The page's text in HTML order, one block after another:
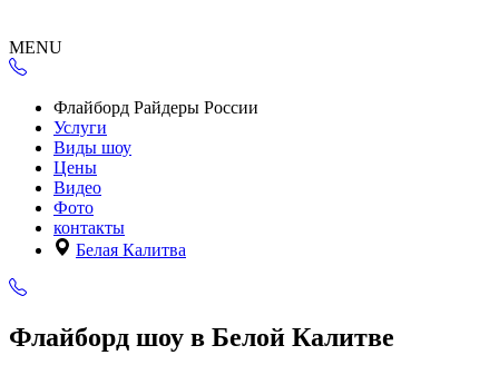
MENU
Флайборд Райдеры России
Услуги
Виды шоу
Цены
Видео
Фото
контакты
Белая Калитва
Флайборд шоу в Белой Калитве